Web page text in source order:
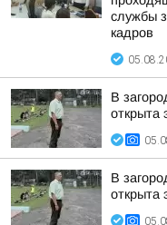
службы
кадров
В
открыта
В
открыта